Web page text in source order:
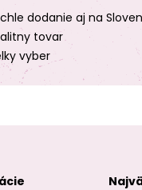
dodanie aj na
tovar
vyber